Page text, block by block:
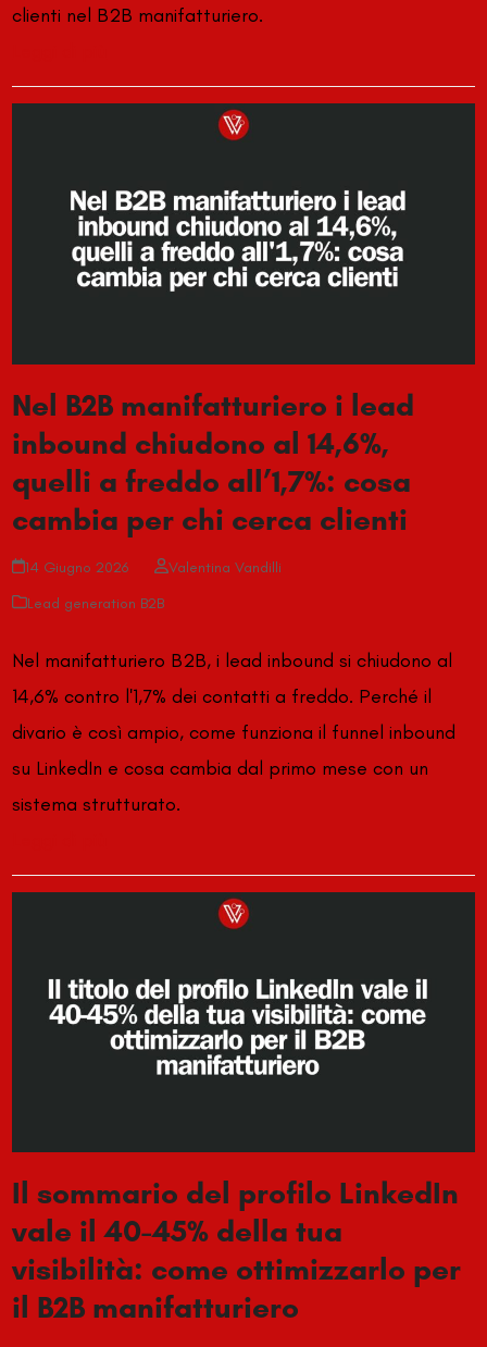
clienti nel B2B manifatturiero.
Nel B2B manifatturiero i lead
inbound chiudono al 14,6%,
quelli a freddo all’1,7%: cosa
cambia per chi cerca clienti
14 Giugno 2026
Valentina Vandilli
Lead generation B2B
Nel manifatturiero B2B, i lead inbound si chiudono al
14,6% contro l'1,7% dei contatti a freddo. Perché il
divario è così ampio, come funziona il funnel inbound
su LinkedIn e cosa cambia dal primo mese con un
sistema strutturato.
Il sommario del profilo LinkedIn
vale il 40-45% della tua
visibilità: come ottimizzarlo per
il B2B manifatturiero